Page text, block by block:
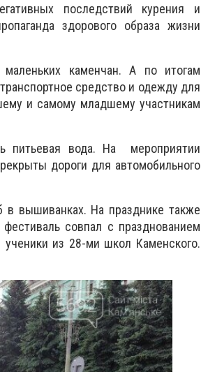
последствий курения и
здорового образа жизни
каменчан. А по итогам
средство и одежду для
и самому младшему участникам
питьевая вода. На мероприятии
дороги для автомобильного
вышиванках. На празднике также
совпал с празднованием
из 28-ми школ Каменского.